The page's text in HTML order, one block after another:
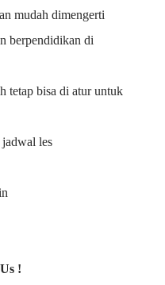
mudah dimengerti
berpendidikan di
tetap bisa di atur untuk
jadwal les
!